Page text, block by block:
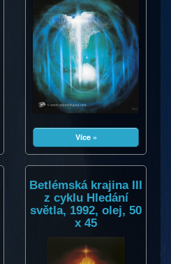
Více »
Betlémská krajina III
z cyklu Hledání
světla, 1992, olej, 50
x 45